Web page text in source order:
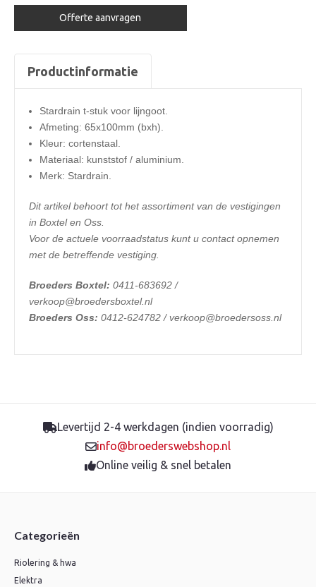
cortenstaal
aantal
Offerte aanvragen
Productinformatie
Stardrain t-stuk voor lijngoot.
Afmeting: 65x100mm (bxh).
Kleur: cortenstaal.
Materiaal: kunststof / aluminium.
Merk: Stardrain.
Dit artikel behoort tot het assortiment van de vestigingen
in Boxtel en Oss.
Voor de actuele voorraadstatus kunt u contact opnemen
met de betreffende vestiging.
Broeders Boxtel: 0411-683692 /
verkoop@broedersboxtel.nl
Broeders Oss: 0412-624782 / verkoop@broedersoss.nl
Levertijd 2-4 werkdagen (indien voorradig)
info@broederswebshop.nl
Online veilig & snel betalen
Categorieën
Riolering & hwa
Elektra